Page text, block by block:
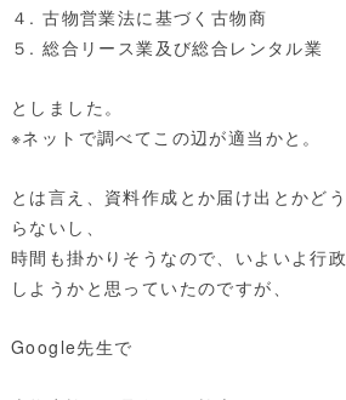
４. 古物営業法に基づく古物商
５. 総合リース業及び総合レンタル業
としました。
※ネットで調べてこの辺が適当かと。
とは言え、資料作成とか届け出とかど
らないし、
時間も掛かりそうなので、いよいよ行
しようかと思っていたのですが、
Google先生で